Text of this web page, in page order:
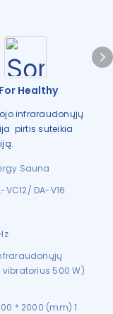
Healthy
infraraudonųjų
pirtis suteikia
Sauna
VC12/ DA-V16
vibratorius 500 W)
* 2000 (mm) 1